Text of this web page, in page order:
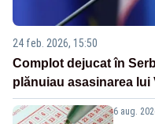
24 feb. 2026, 15:50
Complot dejucat în
plănuiau asasinarea lui
6 aug.